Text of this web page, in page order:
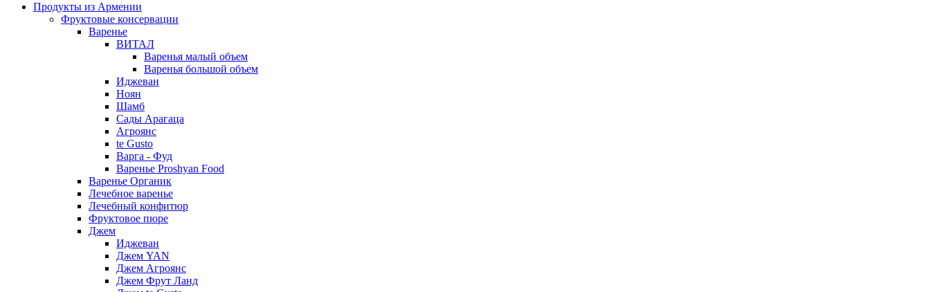
Продукты из Армении
Фруктовые консервации
Варенье
ВИТАЛ
Варенья малый объем
Варенья большой объем
Иджеван
Ноян
Шамб
Сады Арагаца
Агроянс
te Gusto
Варга - Фуд
Варенье Proshyan Food
Варенье Органик
Лечебное варенье
Лечебный конфитюр
Фруктовое пюре
Джем
Иджеван
Джем YAN
Джем Агроянс
Джем Фрут Ланд